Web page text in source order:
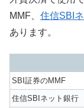
MMF、 住信SBI
あります。
SBI証券のMMF
住信SBIネット銀行